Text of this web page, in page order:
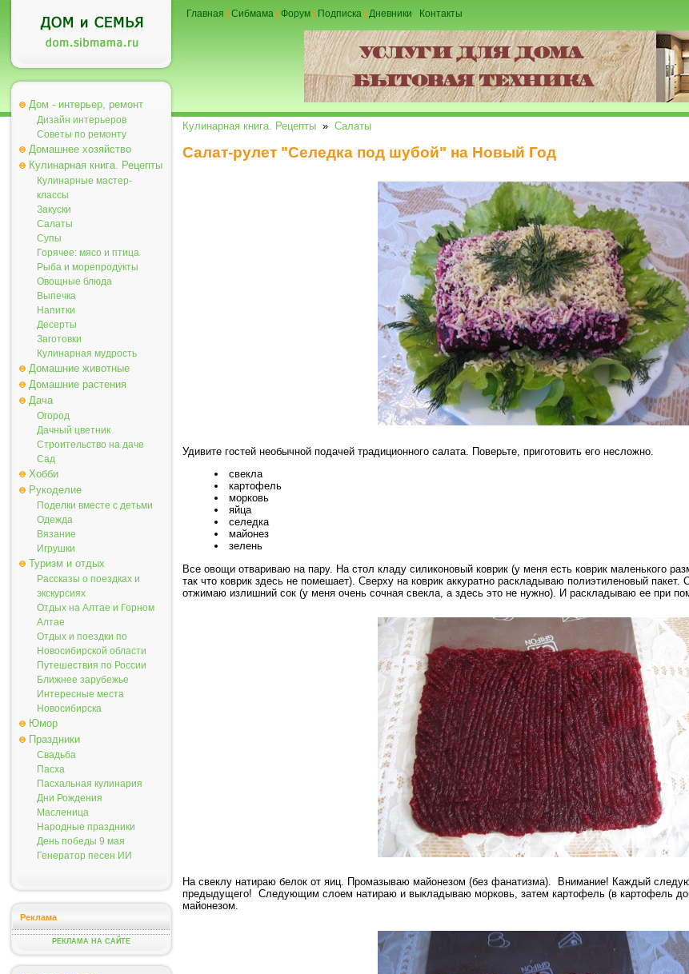
Дом - интерьер, ремонт
Дизайн интерьеров
Советы по ремонту
Домашнее хозяйство
Кулинарная книга. Рецепты
Кулинарные мастер-
классы
Закуски
Салаты
Супы
Горячее: мясо и птица
Рыба и морепродукты
Овощные блюда
Выпечка
Напитки
Десерты
Заготовки
Кулинарная мудрость
Домашние животные
Домашние растения
Дача
Огород
Дачный цветник
Строительство на даче
Сад
Хобби
Рукоделие
Поделки вместе с детьми
Одежда
Вязание
Игрушки
Туризм и отдых
Рассказы о поездках и
экскурсиях
Отдых на Алтае и Горном
Алтае
Отдых и поездки по
Новосибирской области
Путешествия по России
Ближнее зарубежье
Интересные места
Новосибирска
Юмор
Праздники
Свадьба
Пасха
Пасхальная кулинария
Дни Рождения
Масленица
Народные праздники
День победы 9 мая
Генератор песен ИИ
Реклама
РЕКЛАМА НА САЙТЕ
Главная Сибмама Форум Подписка Дневники Контакты
Кулинарная книга. Рецепты » Салаты
Салат-рулет "Селедка под шубой" на Новый Год
Удивите гостей необычной подачей традиционного салата. Поверьте, приготовить его несложно.
свекла
картофель
морковь
яйца
селедка
майонез
зелень
Все овощи отвариваю на пару. На стол кладу силиконовый коврик (у меня есть коврик маленького
так что коврик здесь не помешает). Сверху на коврик аккуратно раскладываю полиэтиленовый
отжимаю излишний сок (у меня очень сочная свекла, а здесь это не нужно). И раскладываю ее при
На свеклу натираю белок от яиц. Промазываю майонезом (без фанатизма). Внимание! Каждый
предыдущего! Следующим слоем натираю и выкладываю морковь, затем картофель (в картофель
майонезом.